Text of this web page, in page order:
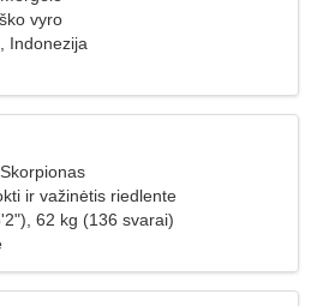
vyro
Indonezija
ir važinėtis riedlente
62 kg (136 svarai)